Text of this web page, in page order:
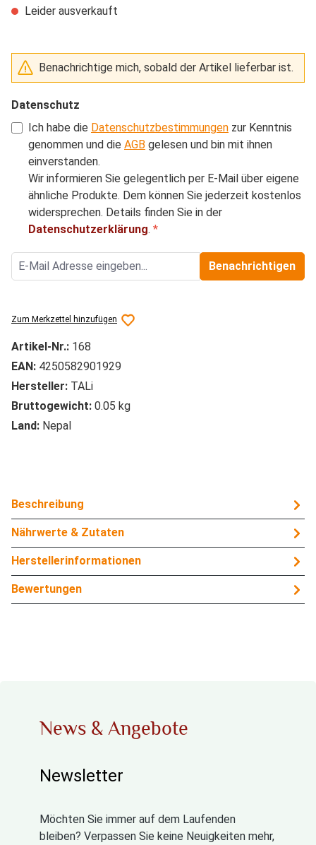
Leider ausverkauft
Benachrichtige mich, sobald der Artikel lieferbar ist.
Datenschutz
Ich habe die Datenschutzbestimmungen zur Kenntnis
genommen und die AGB gelesen und bin mit ihnen
einverstanden.
Wir informieren Sie gelegentlich per E-Mail über eigene
ähnliche Produkte. Dem können Sie jederzeit kostenlos
widersprechen. Details finden Sie in der
Datenschutzerklärung. *
Benachrichtigen
Zum Merkzettel hinzufügen
Artikel-Nr.: 168
EAN: 4250582901929
Hersteller: TALi
Bruttogewicht: 0.05 kg
Land: Nepal
Beschreibung
Nährwerte & Zutaten
Herstellerinformationen
Bewertungen
News & Angebote
Newsletter
Möchten Sie immer auf dem Laufenden
bleiben? Verpassen Sie keine Neuigkeiten mehr,